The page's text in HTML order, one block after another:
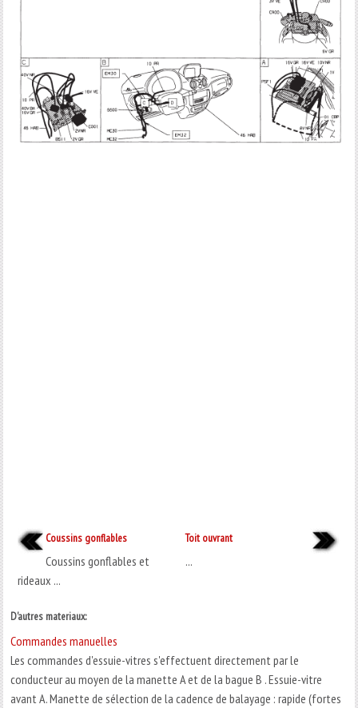
Coussins gonflables
Coussins gonflables et
rideaux ...
Toit ouvrant
...
D'autres materiaux:
Commandes manuelles
Les commandes d'essuie-vitres s'effectuent directement par le
conducteur au moyen de la manette A et de la bague B . Essuie-vitre
avant A. Manette de sélection de la cadence de balayage : rapide (fortes